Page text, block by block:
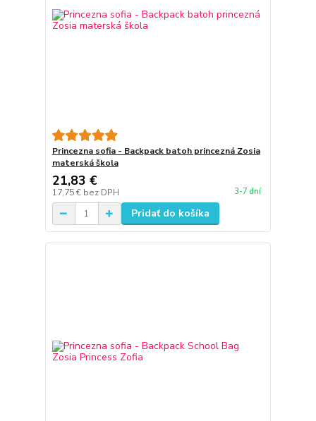
Princezna sofia - Backpack batoh princezná Zosia
materská škola
21,83 €
17,75 € bez DPH 3-7 dní
Pridať do košíka